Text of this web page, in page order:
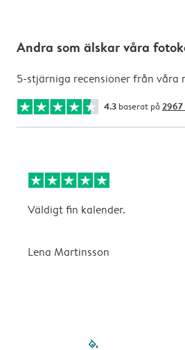
Andra som älskar våra
5-stjärniga recensioner från våra
4.3 baserat på 2967
Väldigt fin kalender.
Lena Martinsson
filled-